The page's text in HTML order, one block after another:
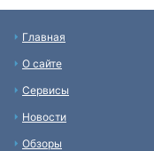
Главная
О сайте
Сервисы
Новости
Обзоры